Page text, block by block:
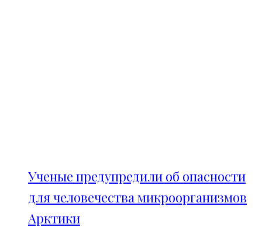
Ученые предупредили об опасности
для человечества микроорганизмов
Арктики